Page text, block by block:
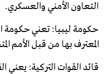
التعاون الأمني والعسكري.
حكومة ليبيا: تعني حكومة
المعترف بها من قبل الأمم
قائد القوات التركية: يعني